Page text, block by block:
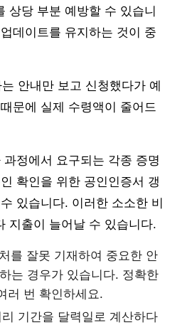
상당 부분 예방할 수 있습니
데이트를 유지하는 것이 중
안내만 보고 신청했다가 예
문에 실제 수령액이 줄어드
정에서 요구되는 각종 증명
확인을 위한 공인인증서 갱
있습니다. 이러한 소소한 비
지출이 늘어날 수 있습니다.
를 잘못 기재하여 중요한 안
는 경우가 있습니다. 정확한
러 번 확인하세요.
기간을 달력일로 계산하다